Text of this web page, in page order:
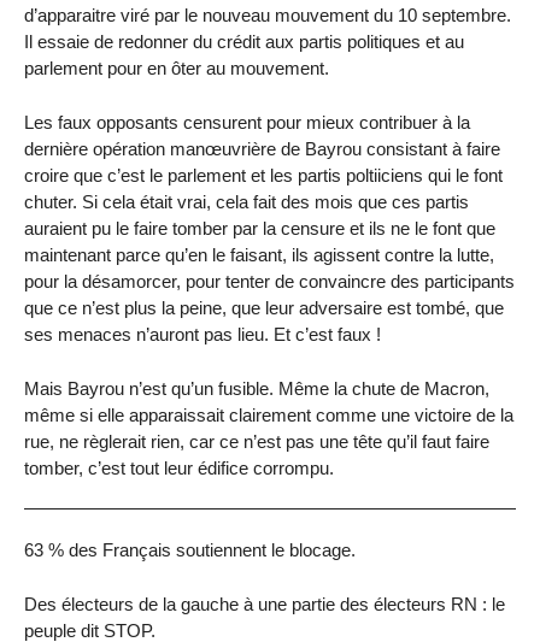
d’apparaitre viré par le nouveau mouvement du 10 septembre.
Il essaie de redonner du crédit aux partis politiques et au
parlement pour en ôter au mouvement.
Les faux opposants censurent pour mieux contribuer à la
dernière opération manœuvrière de Bayrou consistant à faire
croire que c’est le parlement et les partis poltiiciens qui le font
chuter. Si cela était vrai, cela fait des mois que ces partis
auraient pu le faire tomber par la censure et ils ne le font que
maintenant parce qu’en le faisant, ils agissent contre la lutte,
pour la désamorcer, pour tenter de convaincre des participants
que ce n’est plus la peine, que leur adversaire est tombé, que
ses menaces n’auront pas lieu. Et c’est faux !
Mais Bayrou n’est qu’un fusible. Même la chute de Macron,
même si elle apparaissait clairement comme une victoire de la
rue, ne règlerait rien, car ce n’est pas une tête qu’il faut faire
tomber, c’est tout leur édifice corrompu.
63 % des Français soutiennent le blocage.
Des électeurs de la gauche à une partie des électeurs RN : le
peuple dit STOP.